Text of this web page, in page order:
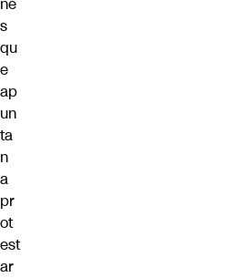
s
qu
e
ap
un
ta
n
a
pr
ot
est
ar